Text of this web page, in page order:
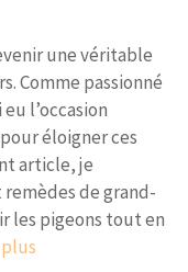
une véritable
Comme passionné
l’occasion
éloigner ces
article, je
remèdes de grand-
les pigeons tout en